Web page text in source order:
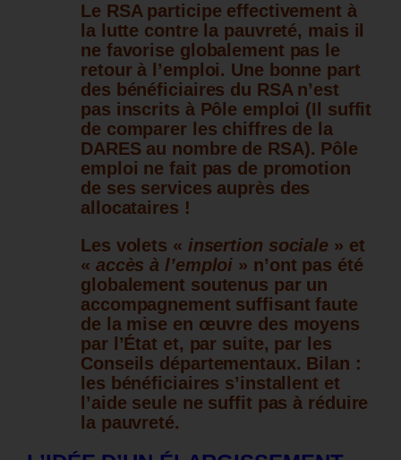
Le RSA participe effectivement à
la lutte contre la pauvreté, mais il
ne favorise globalement pas le
retour à l’emploi. Une bonne part
des bénéficiaires du RSA n’est
pas inscrits à Pôle emploi (Il suffit
de comparer les chiffres de la
DARES au nombre de RSA). Pôle
emploi ne fait pas de promotion
de ses services auprès des
allocataires !
Les volets « insertion sociale » et
« accès à l’emploi » n’ont pas été
globalement soutenus par un
accompagnement suffisant faute
de la mise en œuvre des moyens
par l’État et, par suite, par les
Conseils départementaux. Bilan :
les bénéficiaires s’installent et
l’aide seule ne suffit pas à réduire
la pauvreté.